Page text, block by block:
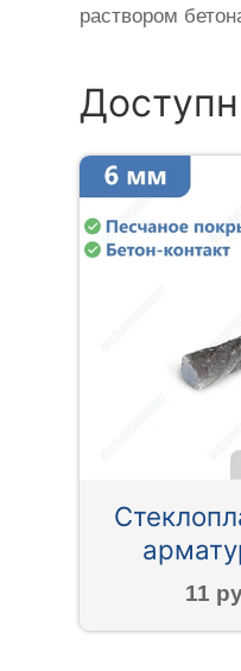
раствором
11